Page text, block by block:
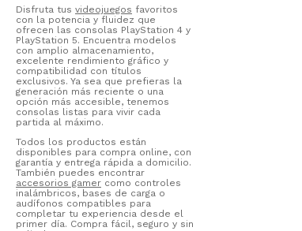
Disfruta tus videojuegos favoritos
con la potencia y fluidez que
ofrecen las consolas PlayStation 4 y
PlayStation 5. Encuentra modelos
con amplio almacenamiento,
excelente rendimiento gráfico y
compatibilidad con títulos
exclusivos. Ya sea que prefieras la
generación más reciente o una
opción más accesible, tenemos
consolas listas para vivir cada
partida al máximo.
Todos los productos están
disponibles para compra online, con
garantía y entrega rápida a domicilio.
También puedes encontrar
accesorios gamer como controles
inalámbricos, bases de carga o
audífonos compatibles para
completar tu experiencia desde el
primer día. Compra fácil, seguro y sin